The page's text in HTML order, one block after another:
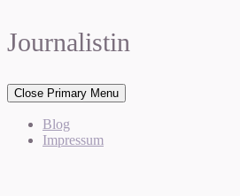
Journalistin
Close Primary Menu
Blog
Impressum